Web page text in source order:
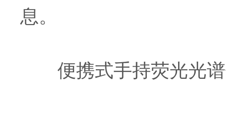
息。
便携式手持荧光光谱